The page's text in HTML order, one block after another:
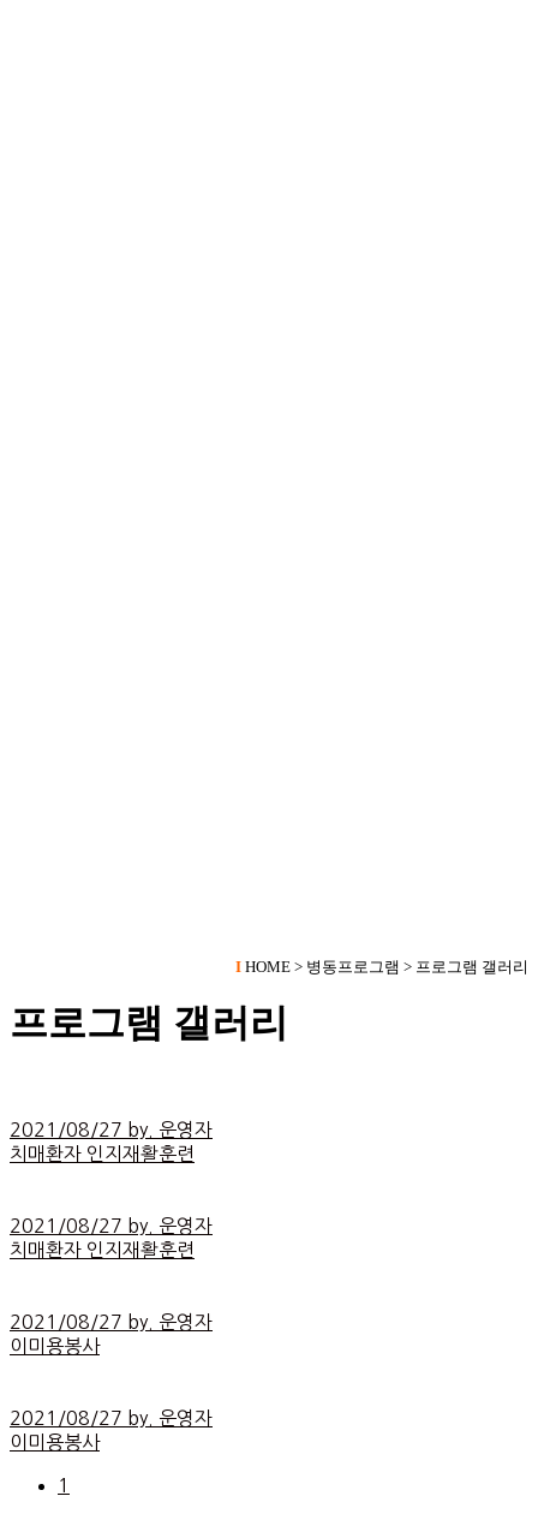
I HOME > 병동프로그램 > 프로그램 갤러리
프로그램 갤러리
2021/08/27 by. 운영자
치매환자 인지재활훈련
2021/08/27 by. 운영자
치매환자 인지재활훈련
2021/08/27 by. 운영자
이미용봉사
2021/08/27 by. 운영자
이미용봉사
1